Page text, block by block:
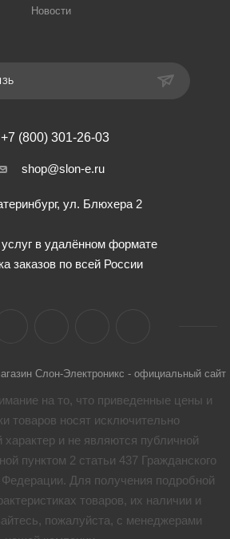
Новости
+7 (800) 301-26-03
shop@slon-e.ru
ул. Блюхера 2
в удалённом формате
заказов по всей России
Слон-Электроникс - официальный сайт
на то, что приведенные цены и
товaров носят исключительно
характер и не являются публичной
пунктом 2 статьи 437 Гражданского
Федерации. Для получения подробной
товaров, их наличии и
пожалуйста, с менеджерами